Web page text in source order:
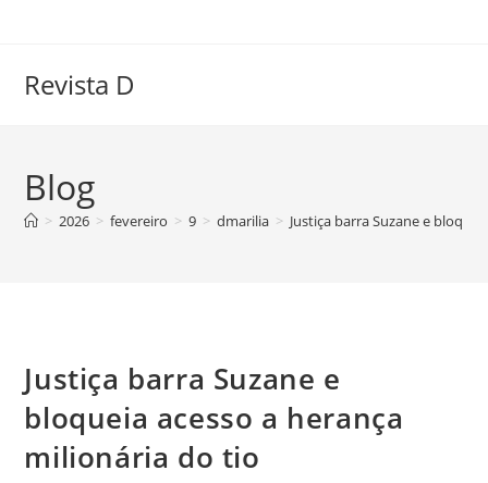
conteúdo
Revista D
Blog
> 2026 > fevereiro > 9 > dmarilia > Justiça barra Suzane e
Justiça barra Suzane e
bloqueia acesso a herança
milionária do tio